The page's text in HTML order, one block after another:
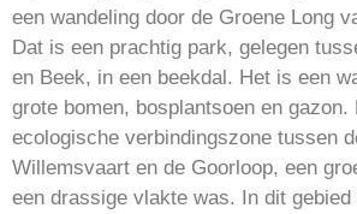
een wandeling door de Groene Long
Dat is een prachtig park, gelegen
en Beek, in een beekdal. Het is een
grote bomen, bosplantsoen en gazon.
ecologische verbindingszone tussen
Willemsvaart en de Goorloop, een
een drassige vlakte was. In dit gebied